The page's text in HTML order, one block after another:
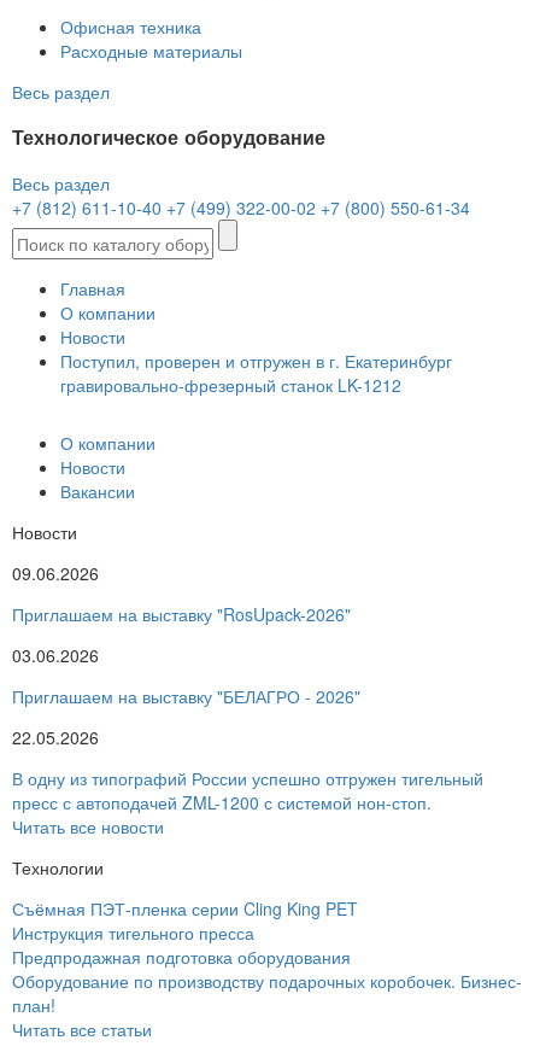
Офисная техника
Расходные материалы
Весь раздел
Технологическое оборудование
Весь раздел
+7 (812) 611-10-40 +7 (499) 322-00-02 +7 (800) 550-61-34
Главная
О компании
Новости
Поступил, проверен и отгружен в г. Екатеринбург
гравировально-фрезерный станок LK-1212
О компании
Новости
Вакансии
Новости
09.06.2026
Приглашаем на выставку "RosUpack-2026"
03.06.2026
Приглашаем на выставку "БЕЛАГРО - 2026"
22.05.2026
В одну из типографий России успешно отгружен тигельный
пресс с автоподачей ZML-1200 с системой нон-стоп.
Читать все новости
Технологии
Съёмная ПЭТ-пленка серии Cling King PET
Инструкция тигельного пресса
Предпродажная подготовка оборудования
Оборудование по производству подарочных коробочек. Бизнес-
план!
Читать все статьи